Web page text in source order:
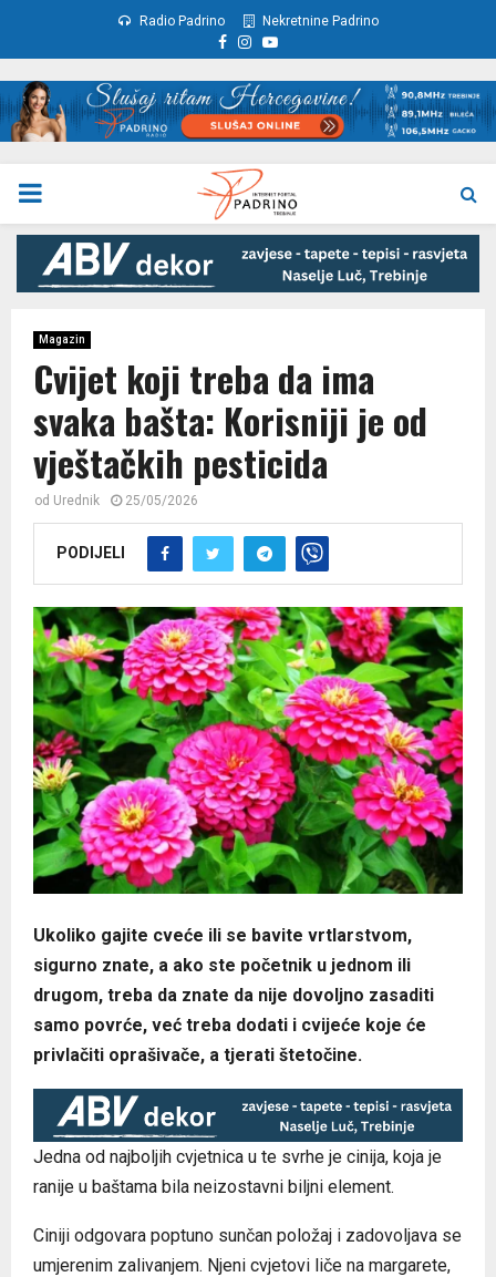
Radio Padrino Nekretnine Padrino
Facebook
Instagram
Youtube
PRIMARY
MENU
Magazin
Cvijet koji treba da ima
svaka bašta: Korisniji je od
vještačkih pesticida
od Urednik 25/05/2026
PODIJELI
Ukoliko gajite cveće ili se bavite vrtlarstvom,
sigurno znate, a ako ste početnik u jednom ili
drugom, treba da znate da nije dovoljno zasaditi
samo povrće, već treba dodati i cvijeće koje će
privlačiti oprašivače, a tjerati štetočine.
Jedna od najboljih cvjetnica u te svrhe je cinija, koja je
ranije u baštama bila neizostavni biljni element.
Ciniji odgovara poptuno sunčan položaj i zadovoljava se
umjerenim zalivanjem. Njeni cvjetovi liče na margarete,